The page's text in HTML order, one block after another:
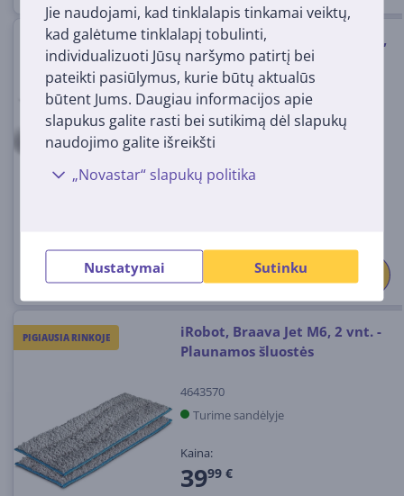
Jie naudojami, kad tinklalapis tinkamai veiktų,
kad galėtume tinklalapį tobulinti,
individualizuoti Jūsų naršymo patirtį bei
pateikti pasiūlymus, kurie būtų aktualūs
būtent Jums. Daugiau informacijos apie
slapukus galite rasti bei sutikimą dėl slapukų
naudojimo galite išreikšti
„Novastar“ slapukų politika
Nustatymai Sutinku
iRobot Roomba® 105 Combo+,
Wet & Dry, juodas - Dulkių
siurblys robotas
Y351040/105+B
Turime sandėlyje
39999 €
PIGIAUSIA RINKOJE
iRobot, Braava Jet M6, 2 vnt. -
Plaunamos šluostės
4643570
Turime sandėlyje
Kaina:
3999 €